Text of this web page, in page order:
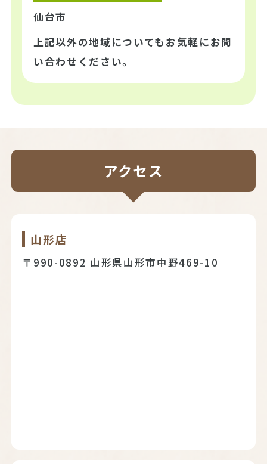
仙台市
上記以外の地域についてもお気軽にお問
い合わせください。
アクセス
山形店
〒990-0892 山形県山形市中野469-10